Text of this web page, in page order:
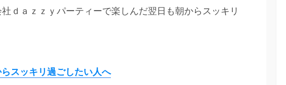
社ｄａｚｚｙパーティーで楽しんだ翌日も朝からスッキリ
スッキリ過ごしたい人へ